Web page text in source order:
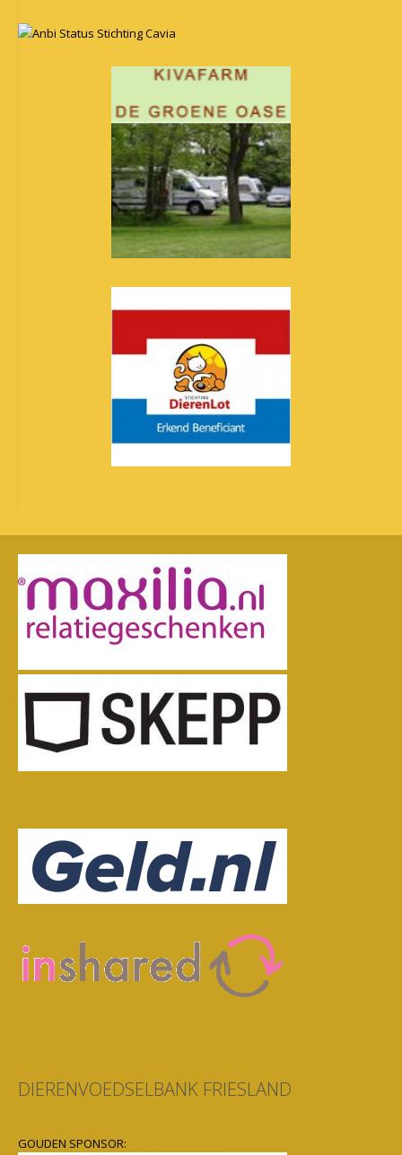
Anbi Status Stichting Cavia
DIERENVOEDSELBANK FRIESLAND
GOUDEN SPONSOR: